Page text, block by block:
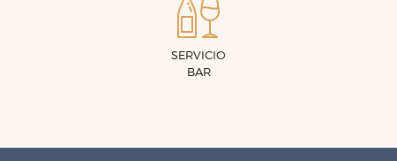
SERVICIO
BAR